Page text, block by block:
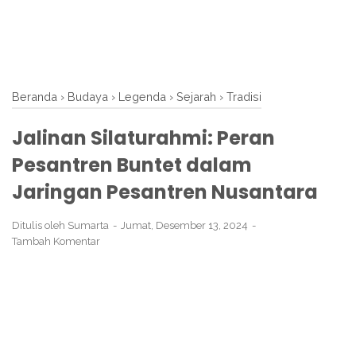
Beranda › Budaya › Legenda › Sejarah › Tradisi
Jalinan Silaturahmi: Peran
Pesantren Buntet dalam
Jaringan Pesantren Nusantara
Ditulis oleh Sumarta
Jumat, Desember 13, 2024
Tambah Komentar